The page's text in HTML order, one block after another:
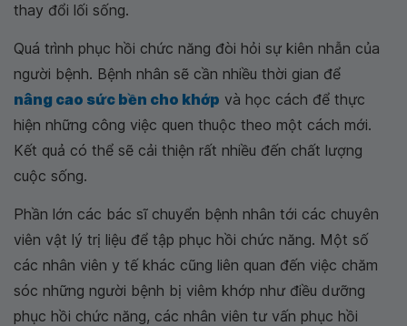
thay đổi lối sống.
Quá trình phục hồi chức năng đòi hỏi sự kiên nhẫn của
người bệnh. Bệnh nhân sẽ cần nhiều thời gian để
nâng cao sức bền cho khớp và học cách để thực
hiện những công việc quen thuộc theo một cách mới.
Kết quả có thể sẽ cải thiện rất nhiều đến chất lượng
cuộc sống.
Phần lớn các bác sĩ chuyển bệnh nhân tới các chuyên
viên vật lý trị liệu để tập phục hồi chức năng. Một số
các nhân viên y tế khác cũng liên quan đến việc chăm
sóc những người bệnh bị viêm khớp như điều dưỡng
phục hồi chức năng, các nhân viên tư vấn phục hồi